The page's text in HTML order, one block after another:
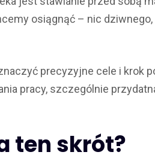
osiągnąć – nic
precyzyjne cele i krok
pracy, szczególnie
ten skrót?